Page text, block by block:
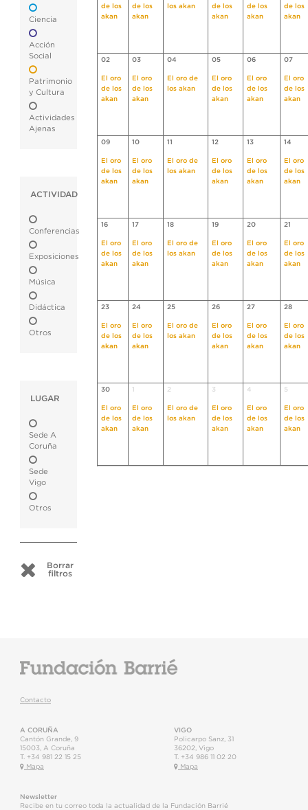
Ciencia
Acción
Social
Patrimonio
y Cultura
Actividades
Ajenas
ACTIVIDAD
Conferencias
Exposiciones
Música
Didáctica
Otros
LUGAR
Sede A
Coruña
Sede
Vigo
Otros
Borrar
filtros
de los
akan
de los
akan
los akan
de los
akan
de los
akan
de los
akan
02
El oro
de los
akan
03
El oro
de los
akan
04
El oro de
los akan
05
El oro
de los
akan
06
El oro
de los
akan
07
El oro
de los
akan
09
El oro
de los
akan
10
El oro
de los
akan
11
El oro de
los akan
12
El oro
de los
akan
13
El oro
de los
akan
14
El oro
de los
akan
16
El oro
de los
akan
17
El oro
de los
akan
18
El oro de
los akan
19
El oro
de los
akan
20
El oro
de los
akan
21
El oro
de los
akan
23
El oro
de los
akan
24
El oro
de los
akan
25
El oro de
los akan
26
El oro
de los
akan
27
El oro
de los
akan
28
El oro
de los
akan
30
El oro
de los
akan
El oro
de los
akan
2
El oro de
los akan
3
El oro
de los
akan
4
El oro
de los
akan
5
El oro
de los
akan
Contacto
A CORUÑA
Cantón Grande, 9
15003
A Coruña
T. +34 981 22 15 25
Mapa
VIGO
Policarpo Sanz, 31
36202 Vigo
T. +34 986 11 02 20
Mapa
Newsletter
Recibe en tu correo toda la actualidad de la Fundación Barrié